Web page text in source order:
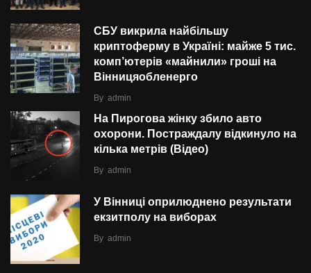
СБУ викрила найбільшу
криптоферму в Україні: майже 5 тис.
комп’ютерів «майнили» гроші на
Вінницяобленерго
By admin
На Пирогова жінку збило авто
охорони. Постраждалу відкинуло на
кілька метрів (Відео)
By admin
У Вінниці оприлюднено результати
екзитполу на виборах
By admin